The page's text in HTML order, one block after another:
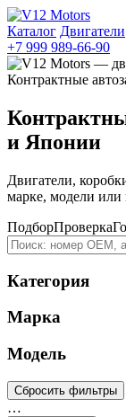
Каталог Двигатели
+7 999 989-66-90
и Японии
Двигатели,
марке, модели или
ПодборПроверка
Категория
Марка
Модель
Сбросить фильтры
…